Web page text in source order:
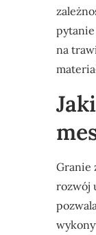
na
Granie
rozwój